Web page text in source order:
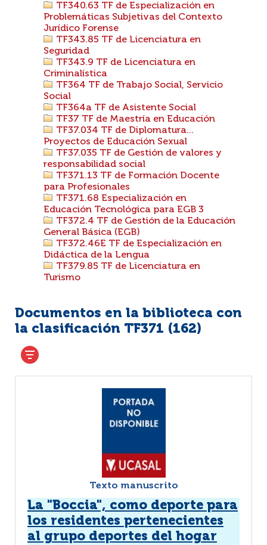
TF340.63 TF de Especialización en
Problemáticas Subjetivas del Contexto
Jurídico Forense
TF343.85 TF de Licenciatura en
Seguridad
TF343.9 TF de Licenciatura en
Criminalística
TF364 TF de Trabajo Social, Servicio
Social
TF364a TF de Asistente Social
TF37 TF de Maestría en Educación
TF37.034 TF de Diplomatura...
Proyectos de Educación Sexual
TF37.035 TF de Gestión de valores y
responsabilidad social
TF371.13 TF de Formación Docente
para Profesionales
TF371.68 Especialización en
Educación Tecnológica para EGB 3
TF372.4 TF de Gestión de la Educación
General Básica (EGB)
TF372.46E TF de Especialización en
Didáctica de la Lengua
TF379.85 TF de Licenciatura en
Turismo
Documentos en la biblioteca con
la clasificación TF371 (162)
Texto manuscrito
La "Boccia", como deporte para
los residentes pertenecientes
al grupo deportes del hogar